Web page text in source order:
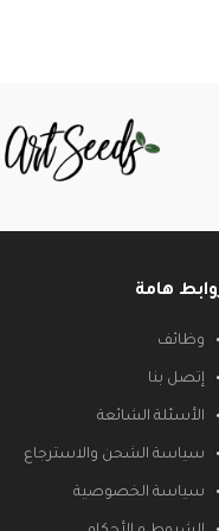
هامة
وظائف
إتصل بنا
الأسئلة الشائعة
سياسة الشحن والاسترجاع
سياسة الخصوصية